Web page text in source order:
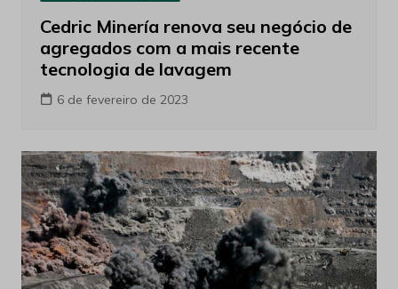
Cedric Minería renova seu negócio de
agregados com a mais recente
tecnologia de lavagem
6 de fevereiro de 2023